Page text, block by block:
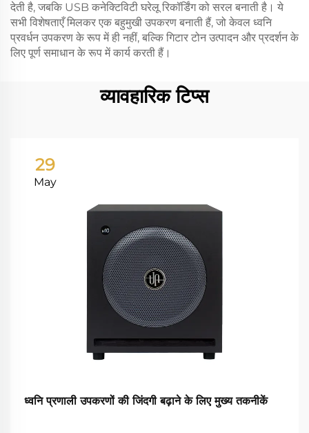
देती है, जबकि USB कनेक्टिविटी घरेलू रिकॉर्डिंग को सरल बनाती है। ये
सभी विशेषताएँ मिलकर एक बहुमुखी उपकरण बनाती हैं, जो केवल ध्वनि
प्रवर्धन उपकरण के रूप में ही नहीं, बल्कि गिटार टोन उत्पादन और प्रदर्शन के
लिए पूर्ण समाधान के रूप में कार्य करती हैं।
व्यावहारिक टिप्स
29
May
ध्वनि प्रणाली उपकरणों की जिंदगी बढ़ाने के लिए मुख्य तकनीकें